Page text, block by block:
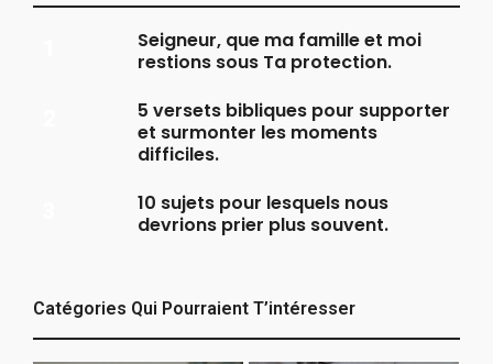
Seigneur, que ma famille et moi
restions sous Ta protection.
5 versets bibliques pour supporter
et surmonter les moments
difficiles.
10 sujets pour lesquels nous
devrions prier plus souvent.
Catégories Qui Pourraient T’intéresser